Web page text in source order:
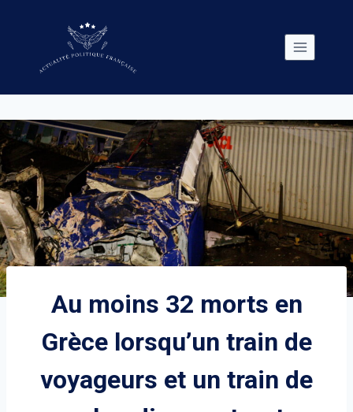
Au moins 32 morts en
Grèce lorsqu’un train de
voyageurs et un train de